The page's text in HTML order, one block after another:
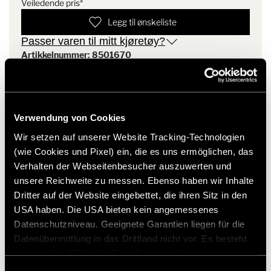
Verwendung von Cookies
Wir setzen auf unserer Website Tracking-Technologien
(wie Cookies und Pixel) ein, die es uns ermöglichen, das
Verhalten der Webseitenbesucher auszuwerten und
unsere Reichweite zu messen. Ebenso haben wir Inhalte
Dritter auf der Website eingebettet, die ihren Sitz in den
USA haben. Die USA bieten kein angemessenes
Datenschutzniveau. Geeignete Garantien liegen für die
Datenübermittlung in das Drittland nicht vor. Es besteht
Veiledende pris*
Legg til ønskeliste
Passer varen til mitt kjøretøy?
Artikkelnummer: 8501670
* Hymer originaltilbehør er ikke tilgjengelig fra fabrikken,